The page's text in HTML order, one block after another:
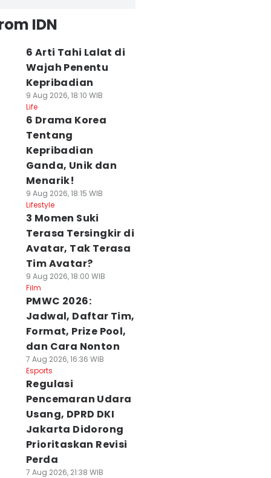
IDN
6 Arti Tahi Lalat di
Wajah Penentu
Kepribadian
9 Aug 2026, 18:10 WIB
Life
6 Drama Korea
Tentang
Kepribadian
Ganda, Unik dan
Menarik!
9 Aug 2026, 18:15 WIB
Lifestyle
3 Momen Suki
Terasa Tersingkir di
Avatar, Tak Terasa
Tim Avatar?
9 Aug 2026, 18:00 WIB
Film
PMWC 2026:
Jadwal, Daftar Tim,
Format, Prize Pool,
dan Cara Nonton
7 Aug 2026, 16:36 WIB
Esports
Regulasi
Pencemaran Udara
Usang, DPRD DKI
Jakarta Didorong
Prioritaskan Revisi
Perda
7 Aug 2026, 21:38 WIB